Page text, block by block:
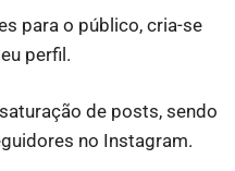
para o público, cria-se
perfil.
de posts, sendo
no Instagram.